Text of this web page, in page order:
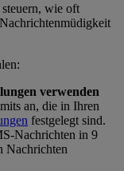
wie oft
verwenden
an, die in Ihren
festgelegt sind.
Nachrichten in 9
Nachrichten